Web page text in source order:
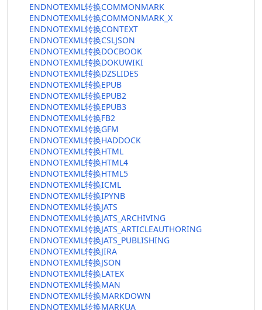
ENDNOTEXML转换COMMONMARK
ENDNOTEXML转换COMMONMARK_X
ENDNOTEXML转换CONTEXT
ENDNOTEXML转换CSLJSON
ENDNOTEXML转换DOCBOOK
ENDNOTEXML转换DOKUWIKI
ENDNOTEXML转换DZSLIDES
ENDNOTEXML转换EPUB
ENDNOTEXML转换EPUB2
ENDNOTEXML转换EPUB3
ENDNOTEXML转换FB2
ENDNOTEXML转换GFM
ENDNOTEXML转换HADDOCK
ENDNOTEXML转换HTML
ENDNOTEXML转换HTML4
ENDNOTEXML转换HTML5
ENDNOTEXML转换ICML
ENDNOTEXML转换IPYNB
ENDNOTEXML转换JATS
ENDNOTEXML转换JATS_ARCHIVING
ENDNOTEXML转换JATS_ARTICLEAUTHORING
ENDNOTEXML转换JATS_PUBLISHING
ENDNOTEXML转换JIRA
ENDNOTEXML转换JSON
ENDNOTEXML转换LATEX
ENDNOTEXML转换MAN
ENDNOTEXML转换MARKDOWN
ENDNOTEXML转换MARKUA